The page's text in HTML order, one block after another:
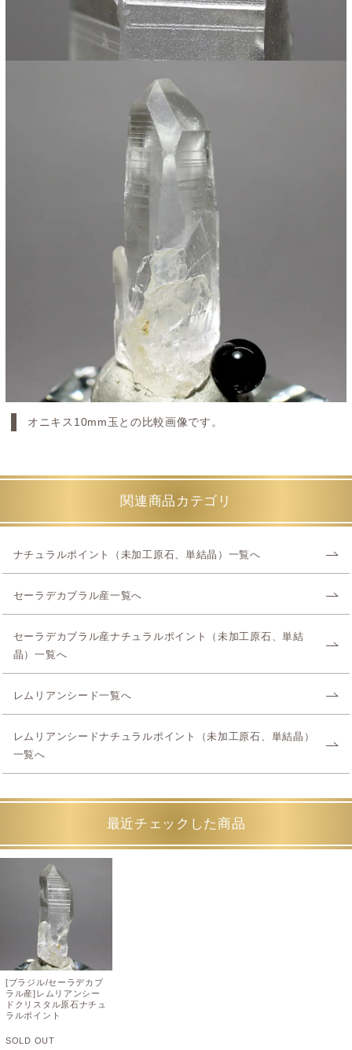
オニキス10mm玉との比較画像です。
関連商品カテゴリ
ナチュラルポイント（未加工原石、単結晶）一覧へ
セーラデカブラル産一覧へ
セーラデカブラル産ナチュラルポイント（未加工原石、単結
晶）一覧へ
レムリアンシード一覧へ
レムリアンシードナチュラルポイント（未加工原石、単結晶）
一覧へ
最近チェックした商品
[ブラジル/セーラデカブ
ラル産]レムリアンシー
ドクリスタル原石ナチュ
ラルポイント
SOLD OUT